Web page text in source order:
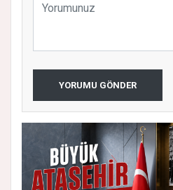
YORUMU GÖNDER